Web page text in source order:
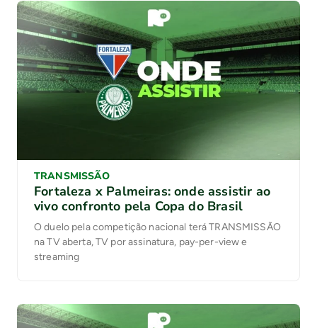
TRANSMISSÃO
Fortaleza x Palmeiras: onde assistir ao
vivo confronto pela Copa do Brasil
O duelo pela competição nacional terá TRANSMISSÃO
na TV aberta, TV por assinatura, pay-per-view e
streaming